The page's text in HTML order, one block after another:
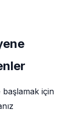
için